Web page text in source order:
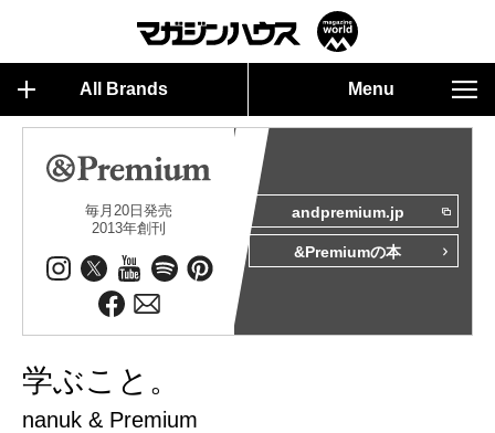
All Brands Menu
毎月20日発売
2013年創刊
andpremium.jp
&Premiumの本
学ぶこと。
nanuk & Premium